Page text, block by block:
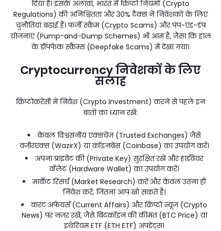
दिया है। इसके अलावा, भारत में क्रिप्टो नियमों (Crypto
Regulations) की अनिश्चितता और 30% टैक्स ने निवेशकों के लिए
चुनौतियां बढ़ाई हैं। फर्जी स्कैम (Crypto Scams) और पंप-एंड-डंप
योजनाएं (Pump-and-Dump Schemes) भी आम हैं, जैसा कि हाल
के डीपफेक स्कैम्स (Deepfake Scams) में देखा गया।
Cryptocurrency निवेशकों के लिए
सलाह
क्रिप्टोकरेंसी में निवेश (Crypto Investment) करने से पहले इन
बातों का ध्यान रखें:
केवल विश्वसनीय एक्सचेंज (Trusted Exchanges) जैसे
वजीरएक्स (WazirX) या कॉइनबेस (Coinbase) का उपयोग करें।
अपना प्राइवेट की (Private Key) सुरक्षित रखें और हार्डवेयर
वॉलेट (Hardware Wallet) का उपयोग करें।
मार्केट रिसर्च (Market Research) करें और केवल उतना ही
निवेश करें, जितना आप खो सकते हैं।
करंट अफेयर्स (Current Affairs) और क्रिप्टो न्यूज (Crypto
News) पर नजर रखें, जैसे बिटकॉइन की कीमत (BTC Price) या
इथेरियम ETF (ETH ETF) अपडेट्स।